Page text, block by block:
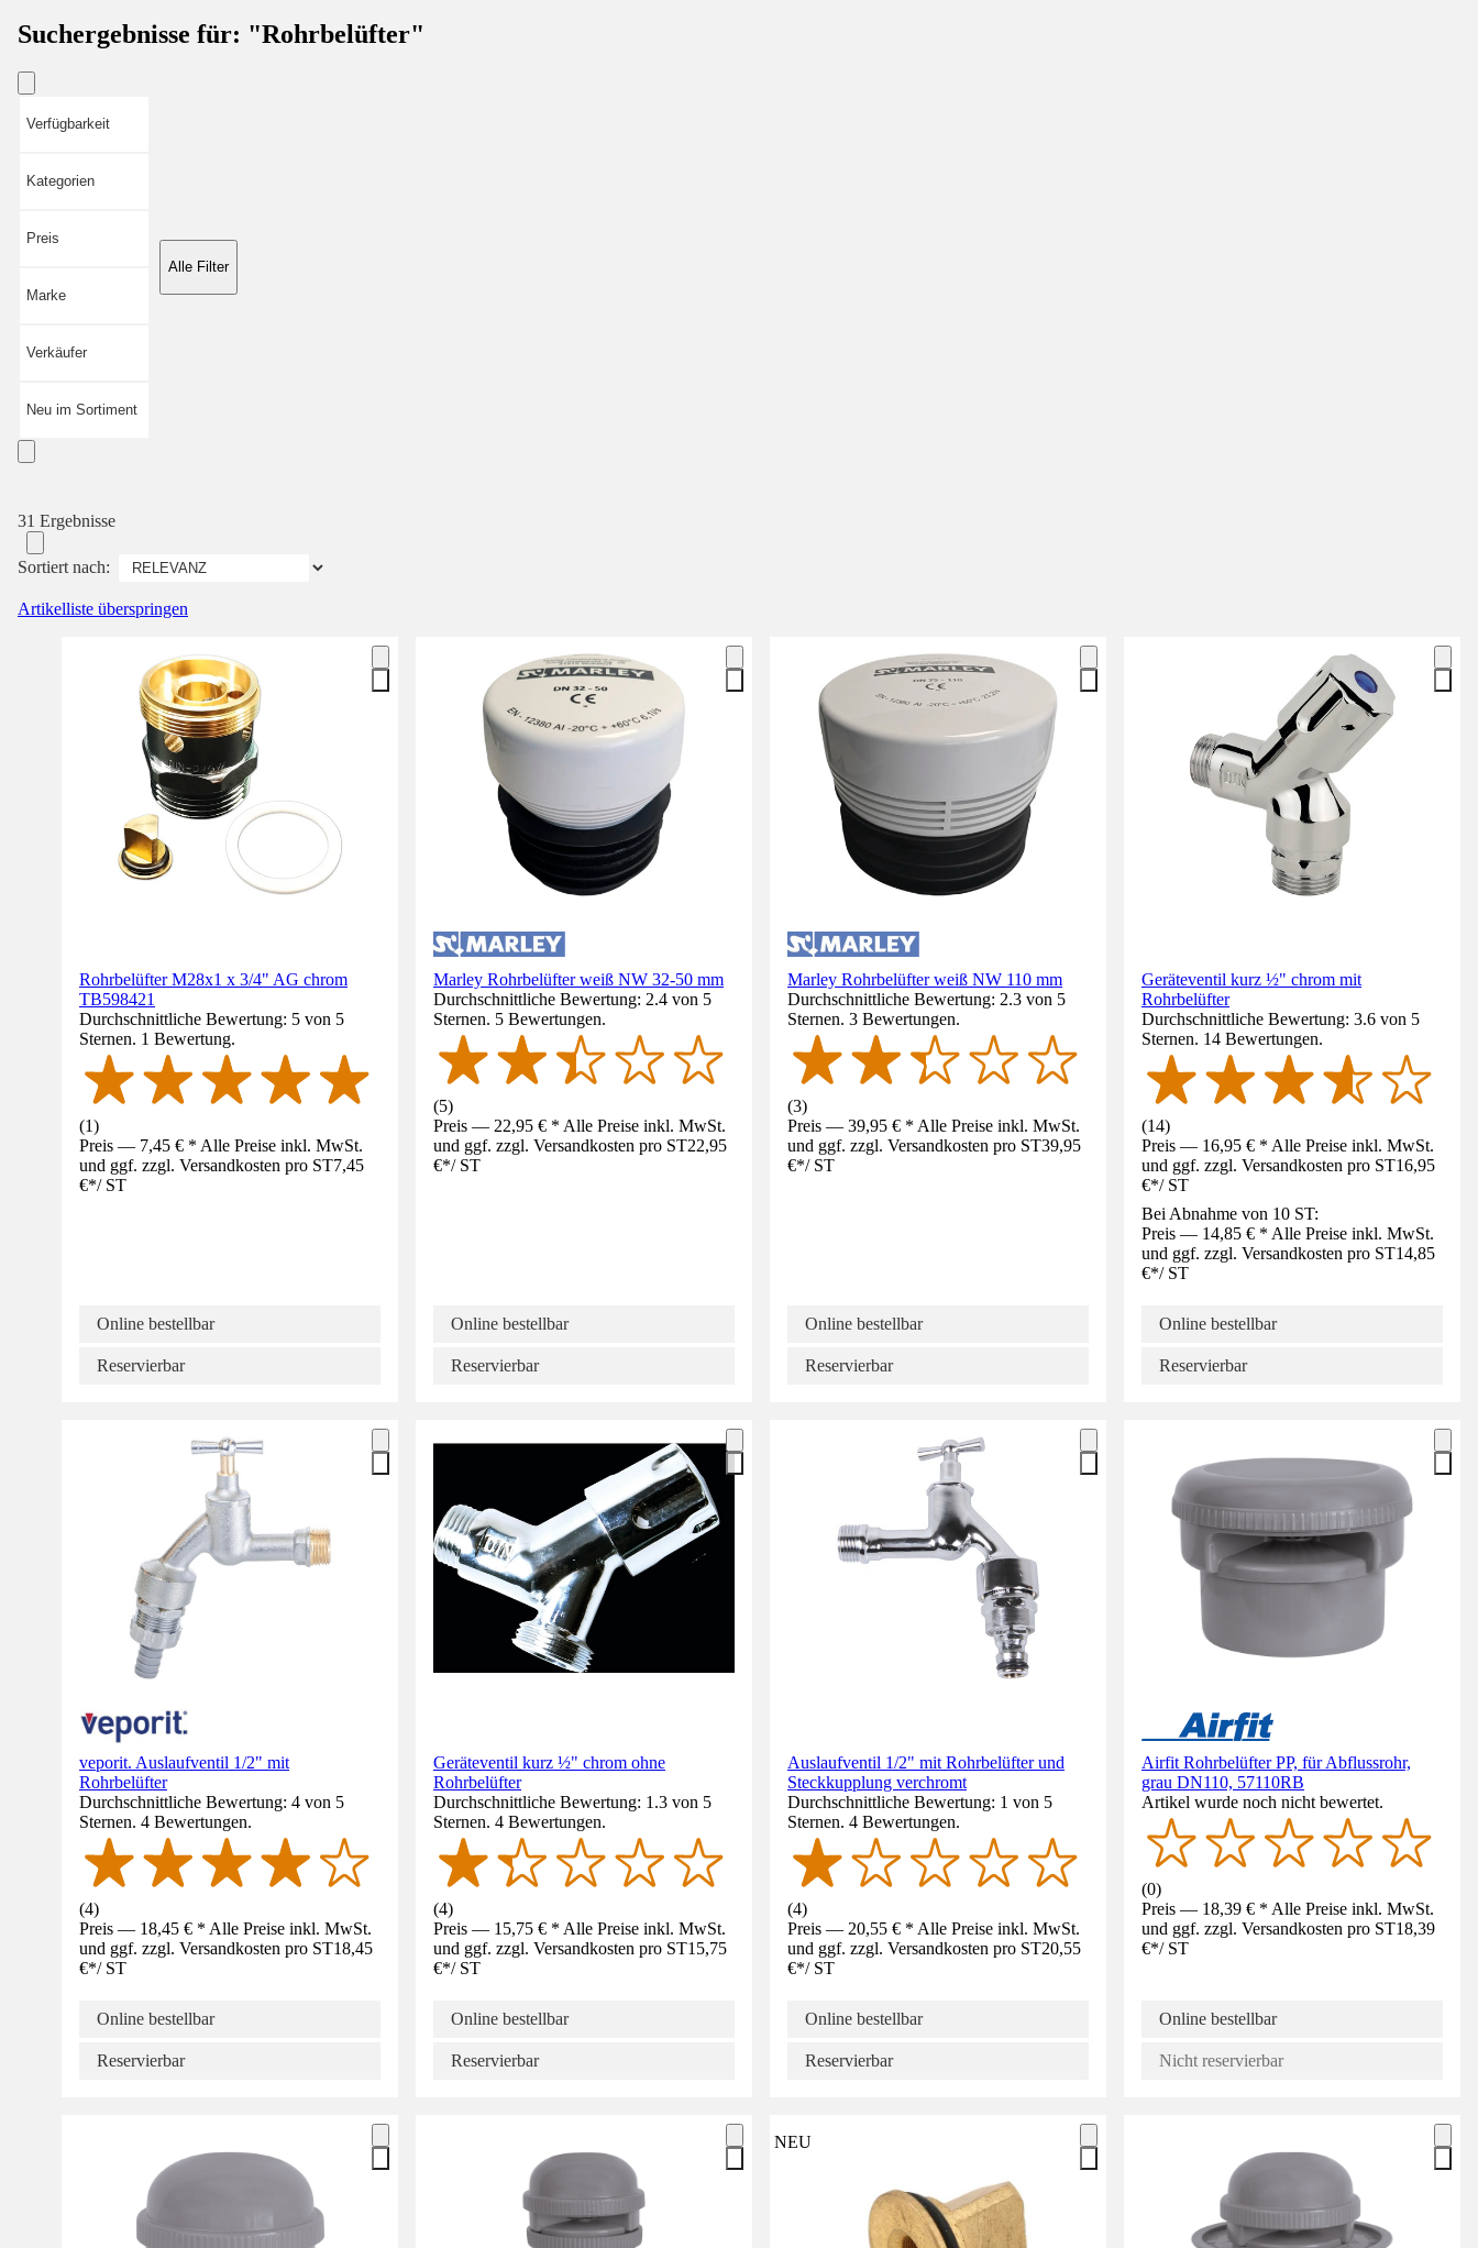
Suchergebnisse für: "Rohrbelüfter"
Verfügbarkeit
Kategorien
Preis
Marke
Verkäufer
Neu im Sortiment
Alle Filter
31 Ergebnisse
Sortiert nach:
Artikelliste überspringen
Rohrbelüfter M28x1 x 3/4" AG chrom
TB598421
Durchschnittliche Bewertung: 5 von 5
Sternen. 1 Bewertung.
(1)
Preis — 7,45 € * Alle Preise inkl. MwSt.
und ggf. zzgl. Versandkosten pro ST7,45
€*/ ST
Online bestellbar
Reservierbar
Marley Rohrbelüfter weiß NW 32-50 mm
Durchschnittliche Bewertung: 2.4 von 5
Sternen. 5 Bewertungen.
(5)
Preis — 22,95 € * Alle Preise inkl. MwSt.
und ggf. zzgl. Versandkosten pro ST22,95
€*/ ST
Online bestellbar
Reservierbar
Marley Rohrbelüfter weiß NW 110 mm
Durchschnittliche Bewertung: 2.3 von 5
Sternen. 3 Bewertungen.
(3)
Preis — 39,95 € * Alle Preise inkl. MwSt.
und ggf. zzgl. Versandkosten pro ST39,95
€*/ ST
Online bestellbar
Reservierbar
Geräteventil kurz ½" chrom mit
Rohrbelüfter
Durchschnittliche Bewertung: 3.6 von 5
Sternen. 14 Bewertungen.
(14)
Preis — 16,95 € * Alle Preise inkl. MwSt.
und ggf. zzgl. Versandkosten pro ST16,95
€*/ ST
Bei Abnahme von 10 ST:
Preis — 14,85 € * Alle Preise inkl. MwSt.
und ggf. zzgl. Versandkosten pro ST14,85
€*/ ST
Online bestellbar
Reservierbar
veporit. Auslaufventil 1/2" mit
Rohrbelüfter
Durchschnittliche Bewertung: 4 von 5
Sternen. 4 Bewertungen.
(4)
Preis — 18,45 € * Alle Preise inkl. MwSt.
und ggf. zzgl. Versandkosten pro ST18,45
€*/ ST
Online bestellbar
Reservierbar
Geräteventil kurz ½" chrom ohne
Rohrbelüfter
Durchschnittliche Bewertung: 1.3 von 5
Sternen. 4 Bewertungen.
(4)
Preis — 15,75 € * Alle Preise inkl. MwSt.
und ggf. zzgl. Versandkosten pro ST15,75
€*/ ST
Online bestellbar
Reservierbar
Auslaufventil 1/2" mit Rohrbelüfter und
Steckkupplung verchromt
Durchschnittliche Bewertung: 1 von 5
Sternen. 4 Bewertungen.
(4)
Preis — 20,55 € * Alle Preise inkl. MwSt.
und ggf. zzgl. Versandkosten pro ST20,55
€*/ ST
Online bestellbar
Reservierbar
Airfit Rohrbelüfter PP, für Abflussrohr,
grau DN110, 57110RB
Artikel wurde noch nicht bewertet.
(0)
Preis — 18,39 € * Alle Preise inkl. MwSt.
und ggf. zzgl. Versandkosten pro ST18,39
€*/ ST
Online bestellbar
Nicht reservierbar
NEU